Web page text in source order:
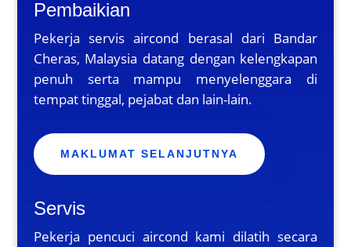
Pembaikian
Pekerja servis aircond berasal dari Bandar
Cheras, Malaysia datang dengan kelengkapan
penuh serta mampu menyelenggara di
tempat tinggal, pejabat dan lain-lain.
MAKLUMAT SELANJUTNYA
Servis
Pekerja pencuci aircond kami dilatih secara